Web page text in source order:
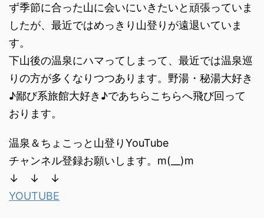
ず季節に合った山に会いにいきたいと頑張っていま
したが、最近ではめっきり山登りが遠退いていま
す。
下山後の温泉にハマってしまって、最近では温泉巡
りの方が多くなりつつあります。野湯・秘湯大好き
♪鄙び系旅館大好き♪であちらこちらへ飛び回って
おります。
温泉＆ちょこっと山登りYouTube
チャンネル登録お願いします。m(__)m
↓ ↓ ↓
YOUTUBE